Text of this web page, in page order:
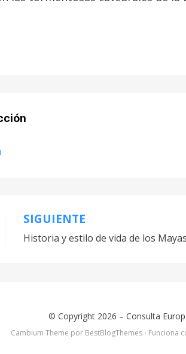
SIGUIENTE
Historia y estilo de vida de los Mayas
© Copyright 2026 – Consulta
Cambium Theme por BestBlogThemes ⋅ Funciona